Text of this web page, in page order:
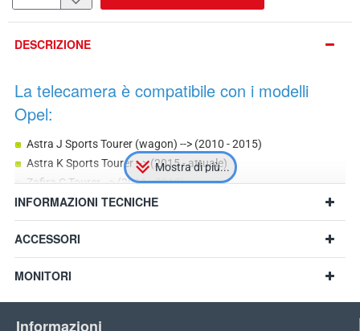
DESCRIZIONE
La telecamera è compatibile con i modelli
Opel:
Astra J Sports Tourer (wagon) --> (2010 - 2015)
Astra K Sports Tourer --> (2015 - attuale)
Zafira C Tourer --> (2011 - 2019)
Insignia Sports Tourer --> (2013 - 2017)
Mokka/Mokka X (2012 - attuale)
Possibile compatibilità con altri modelli con dimensioni simili
INFORMAZIONI TECNICHE
ACCESSORI
MONITORI
Informazioni